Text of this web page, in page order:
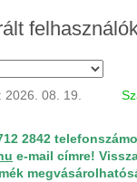
2026. 08. 19.
2842
e-mail címre!